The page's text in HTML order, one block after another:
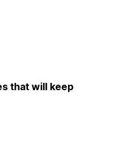
that will keep